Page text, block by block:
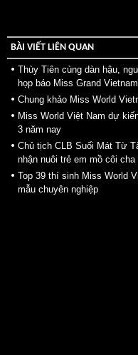
BÀI VIẾT LIÊN QUAN
Thùy Tiên cùng dàn hậu, người đẹp Thái Lan “gây náo loạn” sân khấu
họp báo Miss Grand
Chung khảo Miss World
Miss World Việt Nam dự kiến trở lại “đường đua” sắc đẹp trong tháng
3 năm nay
Chủ tịch CLB Suối Mát Từ Tâm Phạm Kim Dung cùng các Hoa Á hậu
nhận nuôi trẻ em mồ côi
Top 39 thí sinh Miss World Vietnam 2019 thả dáng chuẩn như người
mẫu chuyên nghiệp